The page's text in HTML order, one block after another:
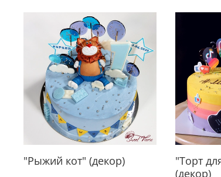
"Рыжий кот" (декор)
"Торт
(декор)